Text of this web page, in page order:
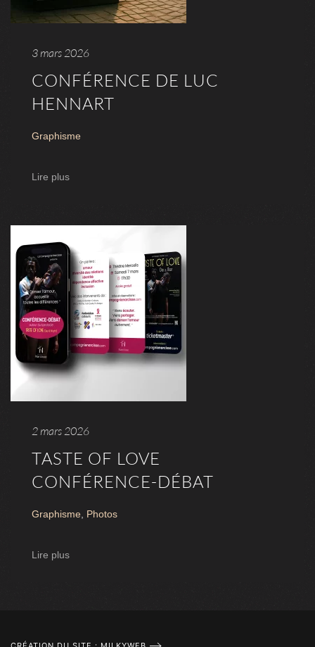
3 mars 2026
CONFÉRENCE DE LUC
HENNART
Graphisme
Lire plus
2 mars 2026
TASTE OF LOVE
CONFÉRENCE-DÉBAT
Graphisme Photos
Lire plus